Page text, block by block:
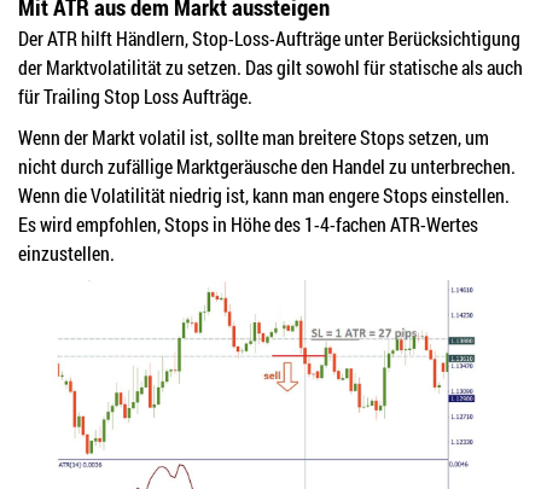
Mit ATR aus dem Markt aussteigen
Der ATR hilft Händlern, Stop-Loss-Aufträge unter Berücksichtigung
der Marktvolatilität zu setzen. Das gilt sowohl für statische als auch
für Trailing Stop Loss Aufträge.
Wenn der Markt volatil ist, sollte man breitere Stops setzen, um
nicht durch zufällige Marktgeräusche den Handel zu unterbrechen.
Wenn die Volatilität niedrig ist, kann man engere Stops einstellen.
Es wird empfohlen, Stops in Höhe des 1-4-fachen ATR-Wertes
einzustellen.